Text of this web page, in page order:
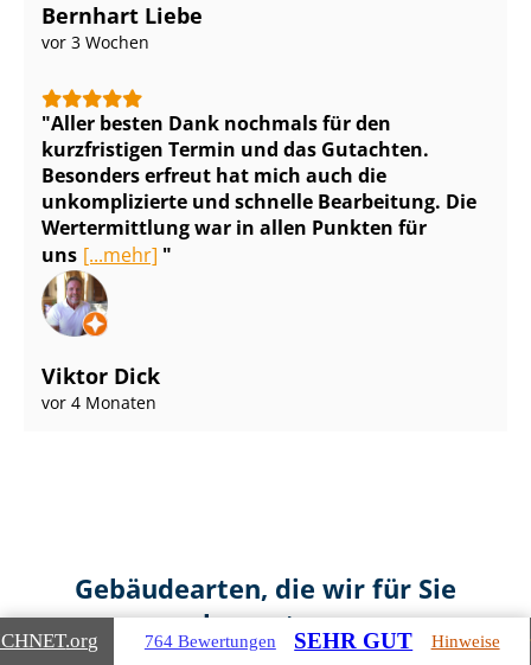
Bernhart Liebe
vor 3 Wochen
Aller besten Dank nochmals für den
kurzfristigen Termin und das Gutachten.
Besonders erfreut hat mich auch die
unkomplizierte und schnelle Bearbeitung. Die
Wertermittlung war in allen Punkten für
uns [...mehr]
Viktor Dick
vor 4 Monaten
Gebäudearten, die wir für Sie
bewerten
.org 764 Bewertungen SEHR GUT Hinweise